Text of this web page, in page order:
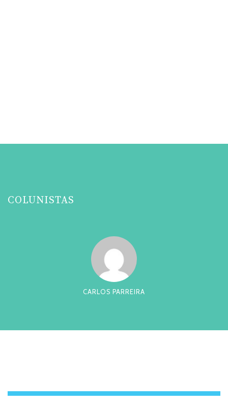
COLUNISTAS
CARLOS PARREIRA